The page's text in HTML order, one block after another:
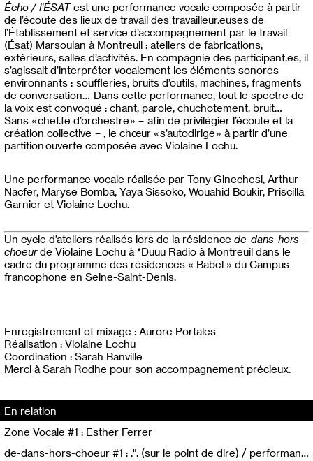
Écho / l’ÉSATest une performance vocale composée à partir
de l’écoute des lieux de travail des travailleur.euses de
l’Établissement et service d’accompagnement par le travail
(Ésat) Marsoulan à Montreuil : ateliers de fabrications,
extérieurs, salles d’activités. En compagnie des participant.es, il
s’agissait d’interpréter vocalement les éléments sonores
environnants : souffleries, bruits d’outils, machines, fragments
de conversation… Dans cette performance, tout le spectre de
la voix est convoqué : chant, parole, chuchotement, bruit…
Sans « chef.fe d’orchestre » – afin de privilégier l’écoute et la
création collective – , le chœur « s’autodirige » à partir d’une
partition ouverte composée avec Violaine Lochu.
Une performance vocale réalisée par Tony Ginechesi, Arthur
Nacfer, Maryse Bomba, Yaya Sissoko, Wouahid Boukir, Priscilla
Garnier et Violaine Lochu.
Un cycle d’ateliers réalisés lors de la résidence de-dans-hors-
choeurde Violaine Lochu à *Duuu Radio à Montreuil dans le
cadre du programme des résidences « Babel » du Campus
francophone en Seine-Saint-Denis.
Enregistrement et mixage : Aurore Portales
Réalisation : Violaine Lochu
Coordination : Sarah Banville
Merci à Sarah Rodhe pour son accompagnement précieux.
En relation
Zone Vocale #1 : Esther Ferrer
de-dans-hors-choeur #1 : .". (sur le point de dire) / performance